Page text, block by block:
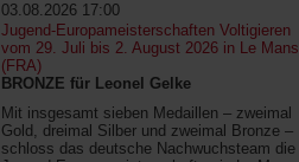
03.08.2026 17:00
Jugend-Europameisterschaften Voltigieren
vom 29. Juli bis 2. August 2026 in Le Mans
(FRA)
BRONZE für Leonel Gelke
Mit insgesamt sieben Medaillen – zweimal
Gold, dreimal Silber und zweimal Bronze –
schloss das deutsche Nachwuchsteam die